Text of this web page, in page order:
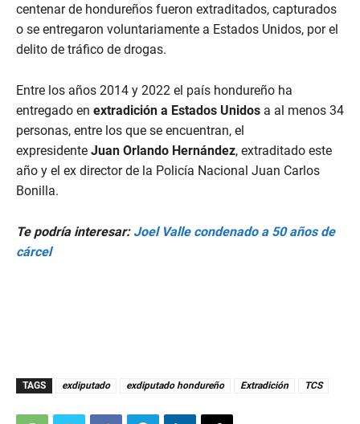
centenar de hondureños fueron extraditados, capturados
o se entregaron voluntariamente a Estados Unidos, por el
delito de tráfico de drogas.
Entre los años 2014 y 2022 el país hondureño ha
entregado en extradición a Estados Unidos a al menos 34
personas, entre los que se encuentran, el
expresidente Juan Orlando Hernández, extraditado este
año y el ex director de la Policía Nacional Juan Carlos
Bonilla.
Te podría interesar: Joel Valle condenado a 50 años de
cárcel
TAGS exdiputado exdiputado hondureño Extradición TCS